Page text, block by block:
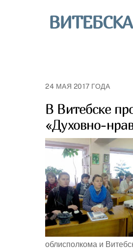
24 МАЯ 2017 ГОДА
В Витебске
«Духовно-
облисполкома и